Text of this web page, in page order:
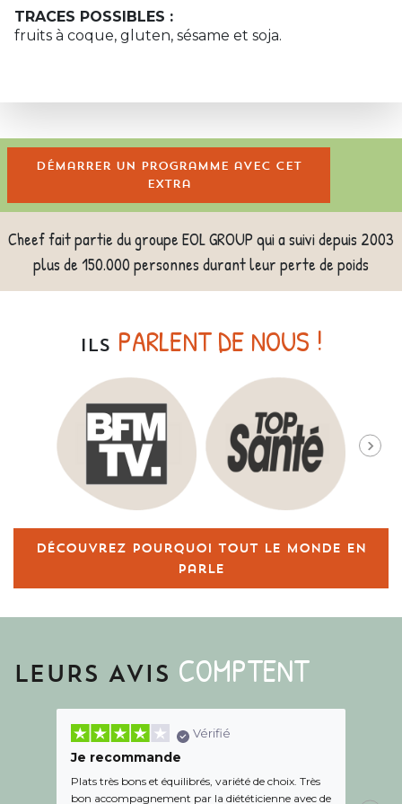
TRACES POSSIBLES :
fruits à coque, gluten, sésame et soja.
Démarrer un programme avec cet
extra
Cheef fait partie du groupe EOL GROUP qui a suivi depuis 2003
plus de 150.000 personnes durant leur perte de poids
ILS PARLENT DE NOUS !
Découvrez pourquoi tout le monde en
parle
LEURS AVIS COMPTENT
Vérifié
Je recommande
Plats très bons et équilibrés, variété de choix. Très
bon accompagnement par la diététicienne avec de
de l